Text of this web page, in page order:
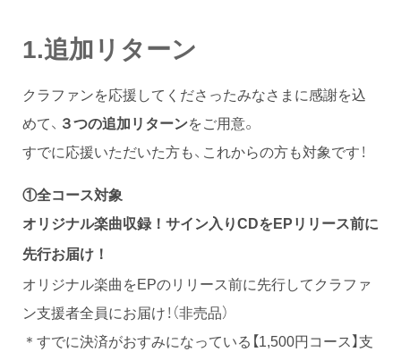
1.追加リターン
クラファンを応援してくださったみなさまに感謝を込
めて、 ３つの追加リターンをご用意。
すでに応援いただいた方も、これからの方も対象です！
①全コース対象
オリジナル楽曲収録！サイン入りCDをEPリリース前に
先行お届け！
オリジナル楽曲をEPのリリース前に先行してクラファ
ン支援者全員にお届け！（非売品）
＊すでに決済がおすみになっている【1,500円コース】支